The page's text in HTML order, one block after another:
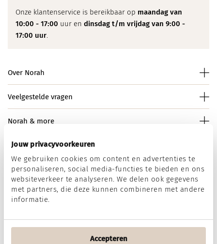
Jouw privacyvoorkeuren
We gebruiken cookies om content en advertenties te
personaliseren, social media-functies te bieden en ons
websiteverkeer te analyseren. We delen ook gegevens
met partners, die deze kunnen combineren met andere
informatie.
Accepteren
Onze klantenservice is bereikbaar op maandag van
10:00 - 17:00 uur en dinsdag t/m vrijdag van 9:00 -
17:00 uur.
Over Norah
Veelgestelde vragen
Norah & more
Norah op social media